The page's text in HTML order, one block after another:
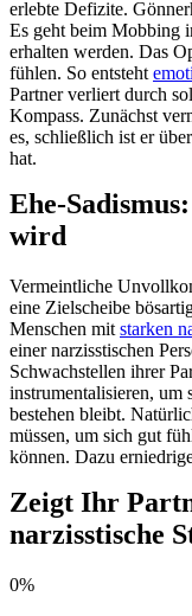
erlebte Defizite.
Es geht beim Mobbing
erhalten werden. Das
fühlen. So entsteht
Partner verliert durch
Kompass. Zunächst
es, schließlich ist er
hat.
Ehe-
wird
Vermeintliche
eine Zielscheibe
Menschen mit starken
einer narzisstischen
Schwachstellen ihrer
instrumentalisieren, um
bestehen bleibt.
müssen, um sich gut
können. Dazu
Zeigt Ihr
narzisstische
0%